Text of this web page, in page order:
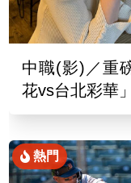
中職(影)／重
花vs台北彩華
熱門